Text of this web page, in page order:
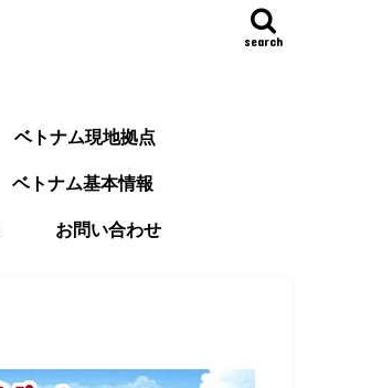
search
ベトナム現地拠点
ベトナム基本情報
お問い合わせ